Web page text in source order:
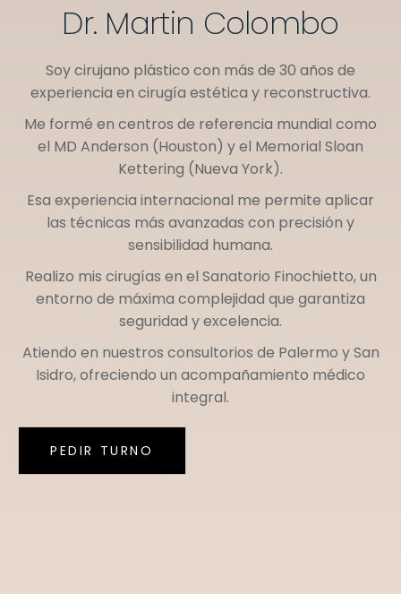
Dr. Martin Colombo
Soy cirujano plástico con más de 30 años de
experiencia en cirugía estética y reconstructiva.
Me formé en centros de referencia mundial como
el MD Anderson (Houston) y el Memorial Sloan
Kettering (Nueva York).
Esa experiencia internacional me permite aplicar
las técnicas más avanzadas con precisión y
sensibilidad humana.
Realizo mis cirugías en el Sanatorio Finochietto, un
entorno de máxima complejidad que garantiza
seguridad y excelencia.
Atiendo en nuestros consultorios de Palermo ySan
Isidro, ofreciendo un acompañamiento médico
integral.
PEDIR TURNO